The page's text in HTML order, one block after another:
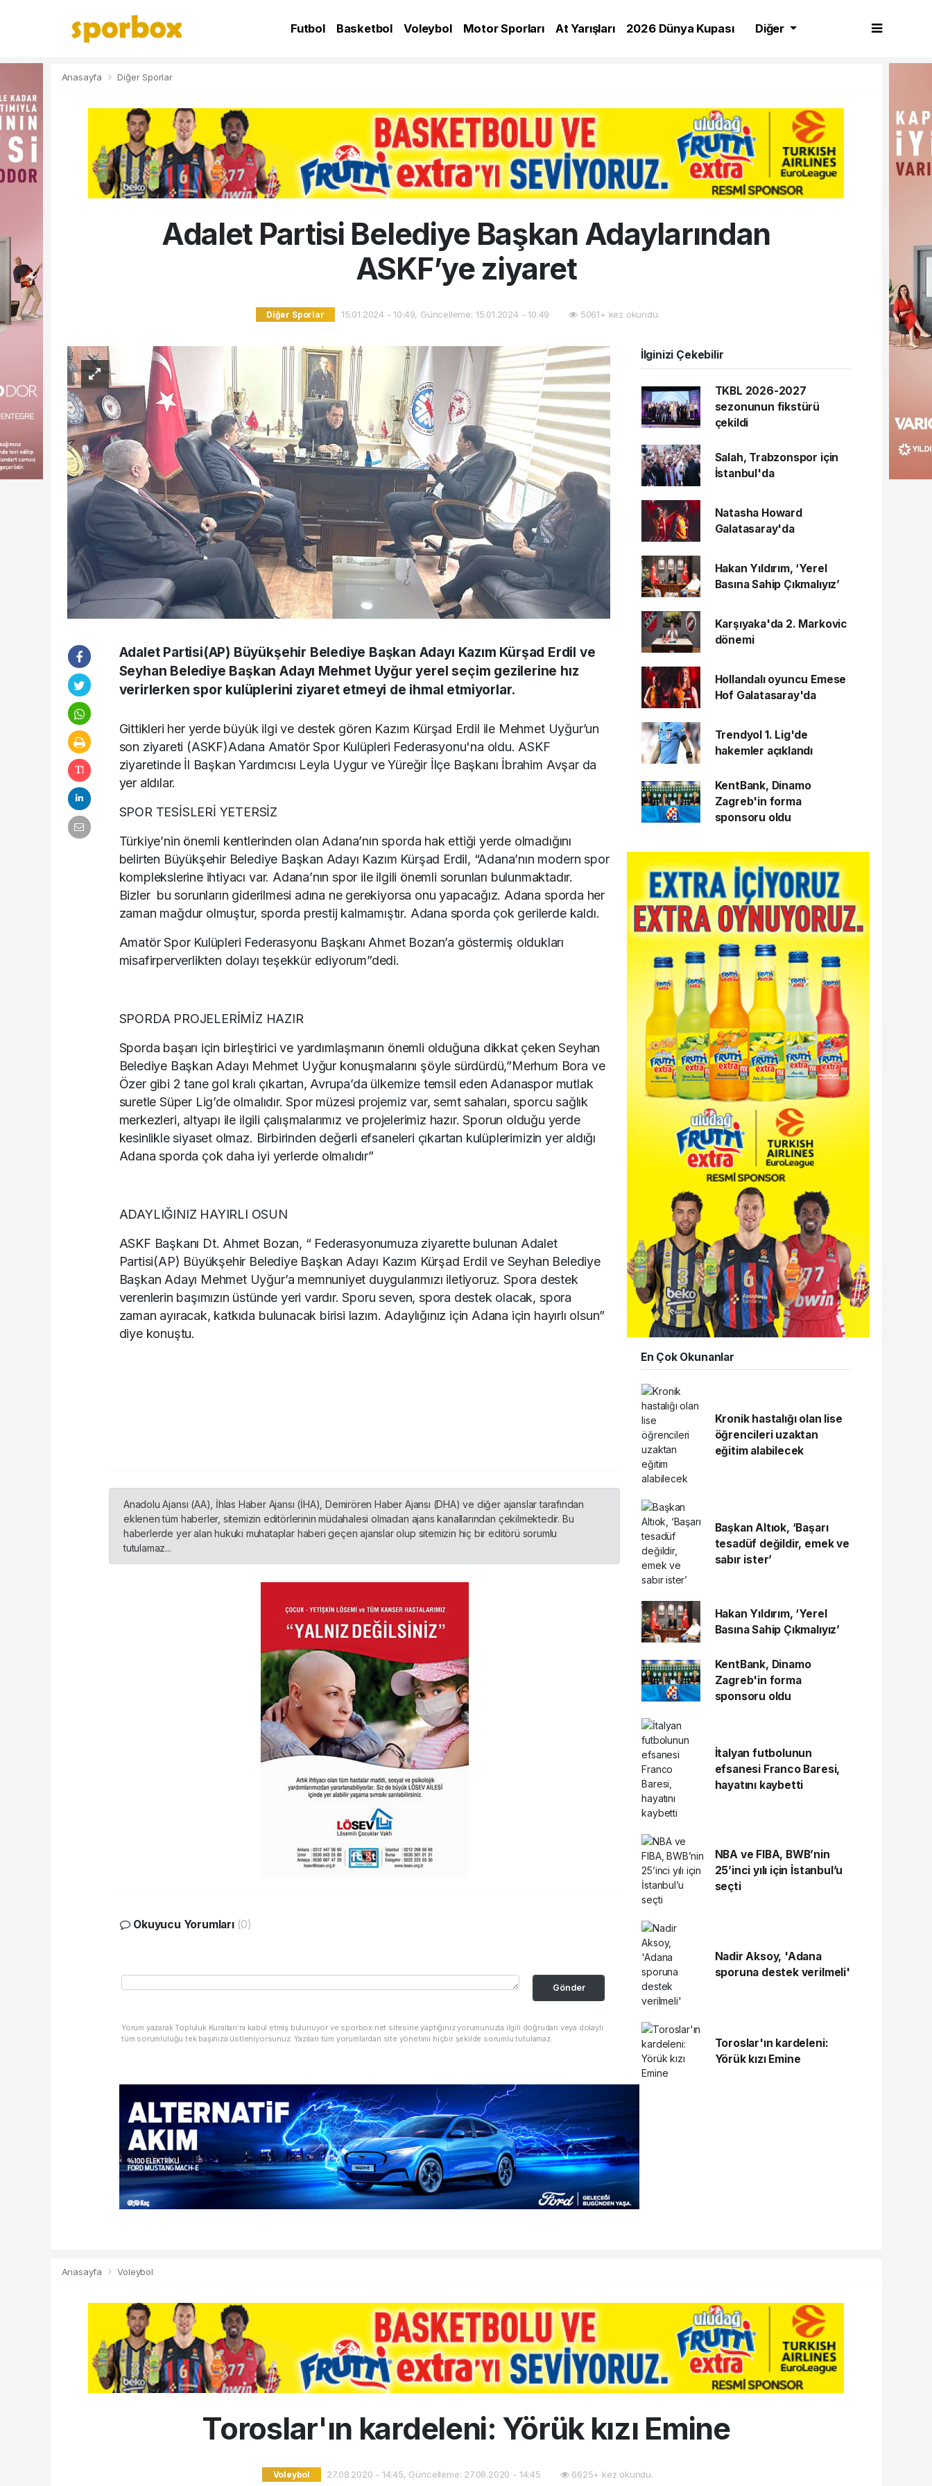
Futbol Basketbol Voleybol Motor Sporları At Yarışları
2026 Dünya Kupası
Diğer
Anasayfa Diğer Sporlar
Adalet Partisi Belediye Başkan Adaylarından
ASKF’ye ziyaret
Diğer Sporlar 15.01.2024 - 10:49, Güncelleme: 15.01.2024 - 10:49 5061+ kez okundu.
Adalet Partisi(AP) Büyükşehir Belediye Başkan Adayı Kazım Kürşad Erdil ve
Seyhan Belediye Başkan Adayı Mehmet Uyğur yerel seçim gezilerine hız
verirlerken spor kulüplerini ziyaret etmeyi de ihmal etmiyorlar.
Gittikleri her yerde büyük ilgi ve destek gören Kazım Kürşad Erdil ile Mehmet Uyğur’un
son ziyareti (ASKF)Adana Amatör Spor Kulüpleri Federasyonu'na oldu. ASKF
ziyaretinde İl Başkan Yardımcısı Leyla Uygur ve Yüreğir İlçe Başkanı İbrahim Avşar da
yer aldılar.
SPOR TESİSLERİ YETERSİZ
Türkiye’nin önemli kentlerinden olan Adana’nın sporda hak ettiği yerde olmadığını
belirten Büyükşehir Belediye Başkan Adayı Kazım Kürşad Erdil, “Adana’nın modern spor
komplekslerine ihtiyacı var. Adana’nın spor ile ilgili önemli sorunları bulunmaktadır.
Bizler bu sorunların giderilmesi adına ne gerekiyorsa onu yapacağız. Adana sporda her
zaman mağdur olmuştur, sporda prestij kalmamıştır. Adana sporda çok gerilerde kaldı.
Amatör Spor Kulüpleri Federasyonu Başkanı Ahmet Bozan’a göstermiş oldukları
misafirperverlikten dolayı teşekkür ediyorum”dedi.
SPORDA PROJELERİMİZ HAZIR
Sporda başarı için birleştirici ve yardımlaşmanın önemli olduğuna dikkat çeken Seyhan
Belediye Başkan Adayı Mehmet Uyğur konuşmalarını şöyle sürdürdü,”Merhum Bora ve
Özer gibi 2 tane gol kralı çıkartan, Avrupa’da ülkemize temsil eden Adanaspor mutlak
suretle Süper Lig’de olmalıdır. Spor müzesi projemiz var, semt sahaları, sporcu sağlık
merkezleri, altyapı ile ilgili çalışmalarımız ve projelerimiz hazır. Sporun olduğu yerde
kesinlikle siyaset olmaz. Birbirinden değerli efsaneleri çıkartan kulüplerimizin yer aldığı
Adana sporda çok daha iyi yerlerde olmalıdır”
ADAYLIĞINIZ HAYIRLI OSUN
ASKF Başkanı Dt. Ahmet Bozan, “ Federasyonumuza ziyarette bulunan Adalet
Partisi(AP) Büyükşehir Belediye Başkan Adayı Kazım Kürşad Erdil ve Seyhan Belediye
Başkan Adayı Mehmet Uyğur’a memnuniyet duygularımızı iletiyoruz. Spora destek
verenlerin başımızın üstünde yeri vardır. Sporu seven, spora destek olacak, spora
zaman ayıracak, katkıda bulunacak birisi lazım. Adaylığınız için Adana için hayırlı olsun”
diye konuştu.
Anadolu Ajansı (AA), İhlas Haber Ajansı (İHA), Demirören Haber Ajansı (DHA) ve diğer ajanslar tarafından
eklenen tüm haberler, sitemizin editörlerinin müdahalesi olmadan ajans kanallarından çekilmektedir. Bu
haberlerde yer alan hukuki muhataplar haberi geçen ajanslar olup sitemizin hiç bir editörü sorumlu
tutulamaz...
Okuyucu Yorumları (0)
Gönder
Yorum yazarak Topluluk Kuralları’nı kabul etmiş bulunuyor ve sporbox.net sitesine yaptığınız yorumunuzla ilgili doğrudan veya dolaylı
tüm sorumluluğu tek başınıza üstleniyorsunuz. Yazılan tüm yorumlardan site yönetimi hiçbir şekilde sorumlu tutulamaz.
İlginizi Çekebilir
TKBL 2026-2027
sezonunun fikstürü
çekildi
Salah, Trabzonspor için
İstanbul'da
Natasha Howard
Galatasaray'da
Hakan Yıldırım, ‘Yerel
Basına Sahip Çıkmalıyız’
Karşıyaka'da 2. Markovic
dönemi
Hollandalı oyuncu Emese
Hof Galatasaray'da
Trendyol 1. Lig'de
hakemler açıklandı
KentBank, Dinamo
Zagreb'in forma
sponsoru oldu
En Çok Okunanlar
Kronik hastalığı olan lise
öğrencileri uzaktan
eğitim alabilecek
Başkan Altıok, ‘Başarı
tesadüf değildir, emek ve
sabır ister’
Hakan Yıldırım, ‘Yerel
Basına Sahip Çıkmalıyız’
KentBank, Dinamo
Zagreb'in forma
sponsoru oldu
İtalyan futbolunun
efsanesi Franco Baresi,
hayatını kaybetti
NBA ve FIBA, BWB’nin
25’inci yılı için İstanbul’u
seçti
Nadir Aksoy, 'Adana
sporuna destek verilmeli'
Toroslar'ın kardeleni:
Yörük kızı Emine
Anasayfa Voleybol
Toroslar'ın kardeleni: Yörük kızı Emine
Voleybol 27.08.2020 - 14:45, Güncelleme: 27.08.2020 - 14:45 6625+ kez okundu.